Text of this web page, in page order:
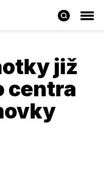
již
centra